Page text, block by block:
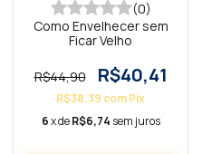
(0)
Como Envelhecer sem
Ficar Velho
R$44,90 R$40,41
R$38,39 comPix
6x deR$6,74 sem juros